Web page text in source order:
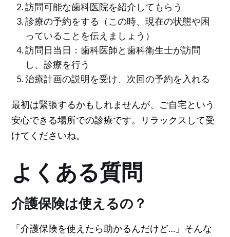
訪問可能な歯科医院を紹介してもらう
診療の予約をする（この時、現在の状態や困
っていることを伝えましょう）
訪問日当日：歯科医師と歯科衛生士が訪問
し、診療を行う
治療計画の説明を受け、次回の予約を入れる
最初は緊張するかもしれませんが、ご自宅という
安心できる場所での診療です。リラックスして受
けてくださいね。
よくある質問
介護保険は使えるの？
「介護保険を使えたら助かるんだけど…」そんな